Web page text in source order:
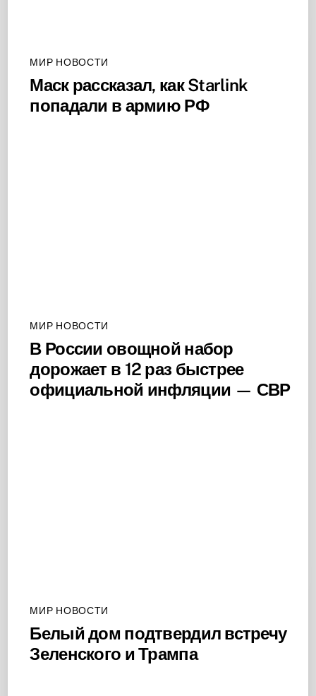
МИР НОВОСТИ
Маск рассказал, как Starlink
попадали в армию РФ
МИР НОВОСТИ
В России овощной набор
дорожает в 12 раз быстрее
официальной инфляции — СВР
МИР НОВОСТИ
Белый дом подтвердил встречу
Зеленского и Трампа